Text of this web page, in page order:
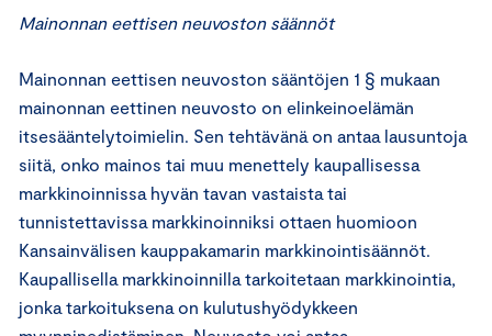
Mainonnan eettisen neuvoston säännöt
Mainonnan eettisen neuvoston sääntöjen 1 § mukaan
mainonnan eettinen neuvosto on elinkeinoelämän
itsesääntelytoimielin. Sen tehtävänä on antaa lausuntoja
siitä, onko mainos tai muu menettely kaupallisessa
markkinoinnissa hyvän tavan vastaista tai
tunnistettavissa markkinoinniksi ottaen huomioon
Kansainvälisen kauppakamarin markkinointisäännöt.
Kaupallisella markkinoinnilla tarkoitetaan markkinointia,
jonka tarkoituksena on kulutushyödykkeen